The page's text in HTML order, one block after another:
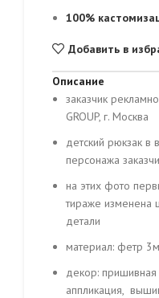
100%
Добавить в
Описание
заказчик
GROUP, г. Москва
детский рюкзак в
персонажа
на этих фото
тираже изменена
детали
материал: фетр
декор: пришивная
аппликация,